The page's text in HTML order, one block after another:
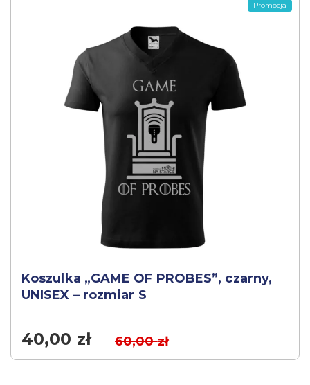
Koszulka „GAME OF PROBES”, czarny,
UNISEX – rozmiar S
Promocja
40,00 zł 60,00zł